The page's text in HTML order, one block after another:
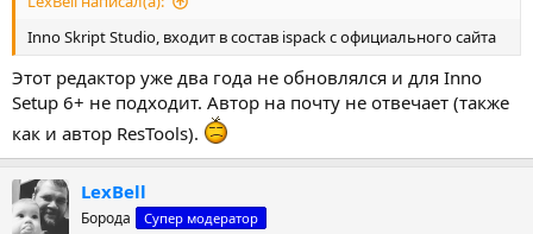
Inno Skript Studio, входит в состав ispack с официального сайта
Этот редактор уже два года не обновлялся и для Inno
Setup 6+ не подходит. Автор на почту не отвечает (также
как и автор ResTools).
LexBell
Борода Супер модератор